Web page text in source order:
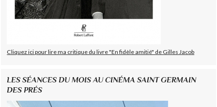
Cliquez ici pour lire ma critique du livre "En fidèle amitié" de Gilles Jacob
LES SÉANCES DU MOIS AU CINÉMA SAINT GERMAIN
DES PRÉS